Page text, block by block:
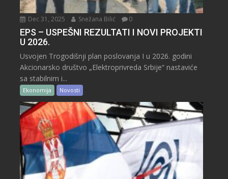
Dec 31, 2025 Snežana Bilić 0
EPS – USPEŠNI REZULTATI I NOVI PROJEKTI
U 2026.
Usvojen Trogodišnji plan poslovanja I u 2026. godini
Akcionarsko društvo „Elektroprivreda Srbije“ nastaviće
sa stabilnim i...
Ekonomija Novosti